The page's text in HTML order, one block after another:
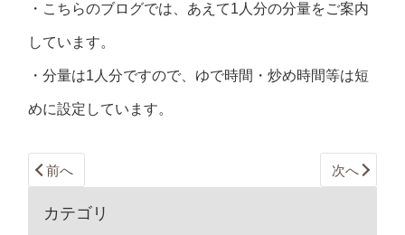
・こちらのブログでは、あえて1人分の分量をご案内
しています。
・分量は1人分ですので、ゆで時間・炒め時間等は短
めに設定しています。
前へ 次へ
カテゴリ